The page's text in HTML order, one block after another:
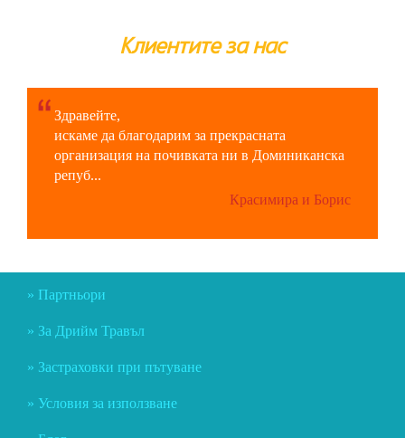
Клиентите за нас
Здравейте,
искаме да благодарим за прекрасната
организация на почивката ни в Доминиканска
репуб...
Красимира и Борис
Партньори
За Дрийм Травъл
Застраховки при пътуване
Условия за използване